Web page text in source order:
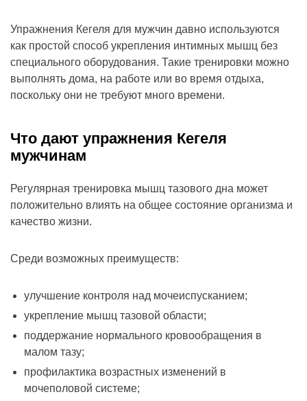
Упражнения Кегеля для мужчин давно используются
как простой способ укрепления интимных мышц без
специального оборудования. Такие тренировки можно
выполнять дома, на работе или во время отдыха,
поскольку они не требуют много времени.
Что дают упражнения Кегеля
мужчинам
Регулярная тренировка мышц тазового дна может
положительно влиять на общее состояние организма и
качество жизни.
Среди возможных преимуществ:
улучшение контроля над мочеиспусканием;
укрепление мышц тазовой области;
поддержание нормального кровообращения в
малом тазу;
профилактика возрастных изменений в
мочеполовой системе;